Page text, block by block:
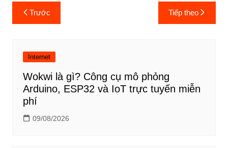
Điều
hướng
viết
Trước Tiếp theo
Internet
Wokwi là gì? Công cụ mô phỏng
Arduino, ESP32 và IoT trực tuyến miễn
phí
09/08/2026